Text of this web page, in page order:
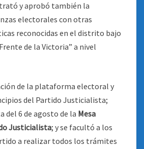
y aprobó también la
electorales con otras
reconocidas en el distrito bajo
de la Victoria” a nivel
de la plataforma electoral y
del Partido Justicialista;
del 6 de agosto de la Mesa
Justicialista; y se facultó a los
a realizar todos los trámites